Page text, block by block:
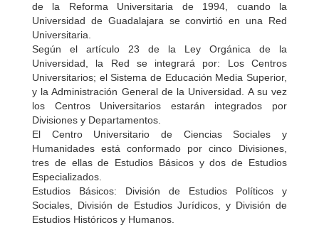
de la Reforma Universitaria de 1994, cuando la
Universidad de Guadalajara se convirtió en una Red
Universitaria.
Según el artículo 23 de la Ley Orgánica de la
Universidad, la Red se integrará por: Los Centros
Universitarios; el Sistema de Educación Media Superior,
y la Administración General de la Universidad. A su vez
los Centros Universitarios estarán integrados por
Divisiones y Departamentos.
El Centro Universitario de Ciencias Sociales y
Humanidades está conformado por cinco Divisiones,
tres de ellas de Estudios Básicos y dos de Estudios
Especializados.
Estudios Básicos: División de Estudios Políticos y
Sociales, División de Estudios Jurídicos, y División de
Estudios Históricos y Humanos.